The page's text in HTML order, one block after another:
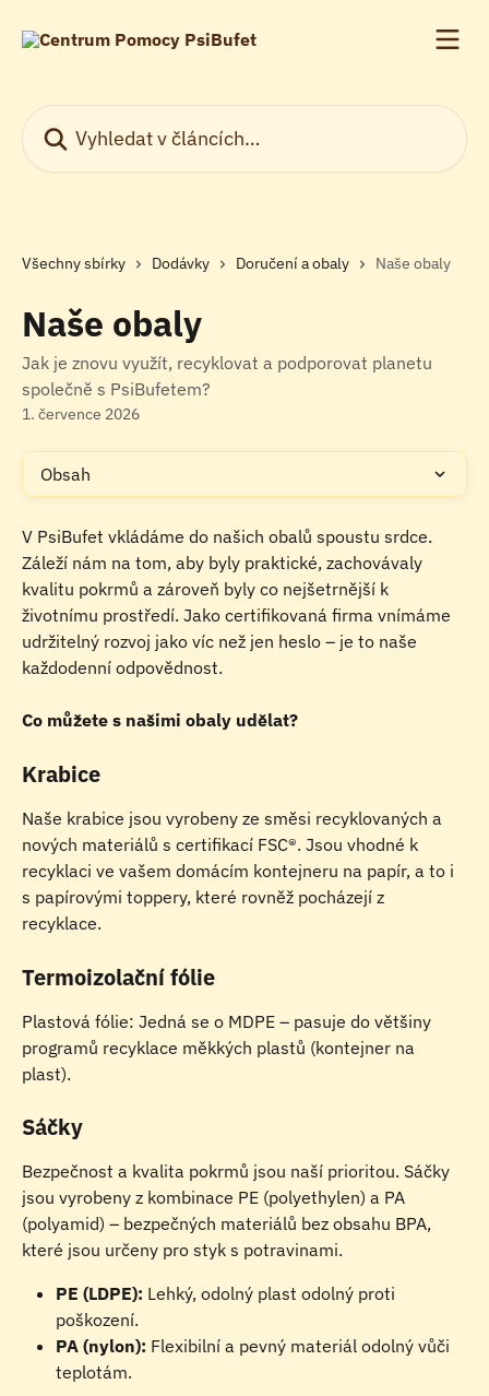
Všechny sbírky Dodávky Doručení a obaly Naše obaly
Naše obaly
Jak je znovu využít, recyklovat a podporovat planetu
společně s PsiBufetem?
1. července 2026
Obsah
V PsiBufet vkládáme do našich obalů spoustu srdce.
Záleží nám na tom, aby byly praktické, zachovávaly
kvalitu pokrmů a zároveň byly co nejšetrnější k
životnímu prostředí. Jako certifikovaná firma vnímáme
udržitelný rozvoj jako víc než jen heslo – je to naše
každodenní odpovědnost.
Co můžete s našimi obaly udělat?
Krabice
Naše krabice jsou vyrobeny ze směsi recyklovaných a
nových materiálů s certifikací FSC®. Jsou vhodné k
recyklaci ve vašem domácím kontejneru na papír, a to i
s papírovými toppery, které rovněž pocházejí z
recyklace.
Termoizolační fólie
Plastová fólie: Jedná se o MDPE – pasuje do většiny
programů recyklace měkkých plastů (kontejner na
plast).
Sáčky
Bezpečnost a kvalita pokrmů jsou naší prioritou. Sáčky
jsou vyrobeny z kombinace PE (polyethylen) a PA
(polyamid) – bezpečných materiálů bez obsahu BPA,
které jsou určeny pro styk s potravinami.
PE (LDPE): Lehký, odolný plast odolný proti
poškození.
PA (nylon): Flexibilní a pevný materiál odolný vůči
teplotám.